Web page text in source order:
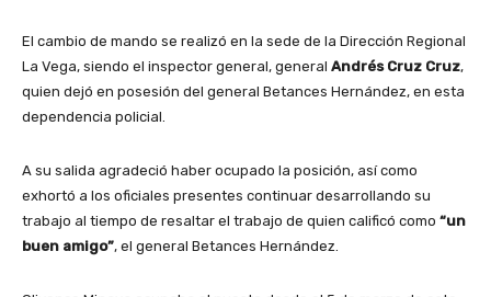
El cambio de mando se realizó en la sede de la Dirección Regional
La Vega, siendo el inspector general, general Andrés Cruz Cruz,
quien dejó en posesión del general Betances Hernández, en esta
dependencia policial.
A su salida agradeció haber ocupado la posición, así como
exhortó a los oficiales presentes continuar desarrollando su
trabajo al tiempo de resaltar el trabajo de quien calificó como “un
buen amigo”, el general Betances Hernández.